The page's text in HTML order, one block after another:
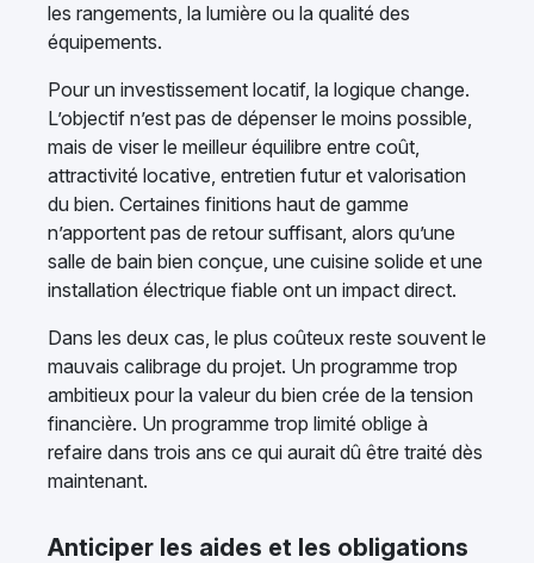
les rangements, la lumière ou la qualité des
équipements.
Pour un investissement locatif, la logique change.
L’objectif n’est pas de dépenser le moins possible,
mais de viser le meilleur équilibre entre coût,
attractivité locative, entretien futur et valorisation
du bien. Certaines finitions haut de gamme
n’apportent pas de retour suffisant, alors qu’une
salle de bain bien conçue, une cuisine solide et une
installation électrique fiable ont un impact direct.
Dans les deux cas, le plus coûteux reste souvent le
mauvais calibrage du projet. Un programme trop
ambitieux pour la valeur du bien crée de la tension
financière. Un programme trop limité oblige à
refaire dans trois ans ce qui aurait dû être traité dès
maintenant.
Anticiper les aides et les obligations